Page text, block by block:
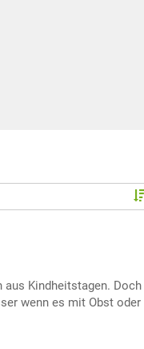
aus Kindheitstagen. Doch
wenn es mit Obst oder